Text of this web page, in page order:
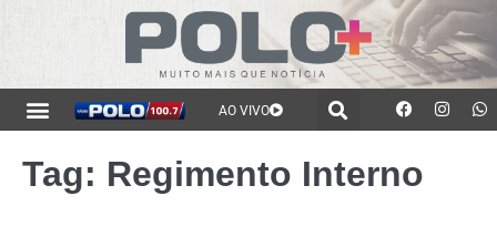
AO VIVO
Tag: Regimento Interno